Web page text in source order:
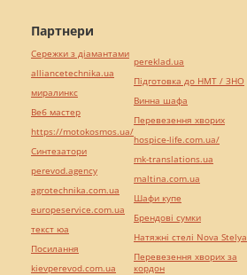
Партнери
Сережки з діамантами
alliancetechnika.ua
миралинкс
Веб мастер
https://motokosmos.ua/
Синтезатори
perevod.agency
agrotechnika.com.ua
europeservice.com.ua
текст юа
Посилання
kievperevod.com.ua
pereklad.ua
Підготовка до НМТ / ЗНО
Винна шафа
Перевезення хворих
hospice-life.com.ua/
mk-translations.ua
maltina.com.ua
Шафи купе
Брендові сумки
Натяжні стелі Nova Stelya
Перевезення хворих за
кордон